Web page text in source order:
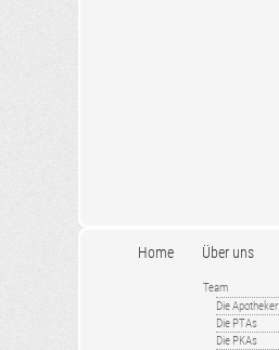
Home Über uns
Team
Die Apotheker
Die PTAs
Die PKAs